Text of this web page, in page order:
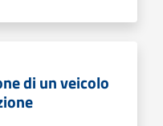
di un veicolo